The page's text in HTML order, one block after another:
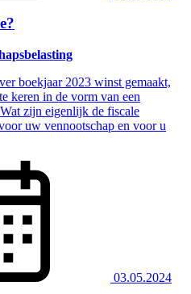
boekjaar 2023 winst gemaakt,
keren in de vorm van een
zijn eigenlijk de fiscale
uw vennootschap en voor u
03.05.2024